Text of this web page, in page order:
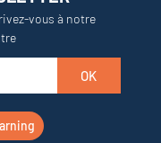
vous à notre
OK